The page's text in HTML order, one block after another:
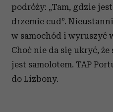
podróży: „Tam, gdzie
drzemie cud”.
w samochód i wyruszyć
Choć nie da się ukryć,
jest samolotem. TAP
do Lizbony.